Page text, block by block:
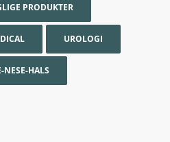
PRODUKTER
UROLOGI
NESE-HALS